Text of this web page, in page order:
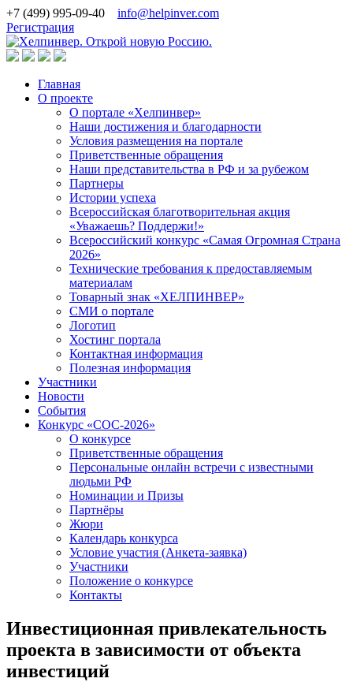
+7 (499) 995-09-40
info@helpinver.com
Регистрация
Главная
О проекте
О портале «Хелпинвер»
Наши достижения и благодарности
Условия размещения на портале
Приветственные обращения
Наши представительства в РФ и за рубежом
Партнеры
Истории успеха
Всероссийская благотворительная акция
«Уважаешь? Поддержи!»
Всероссийский конкурс «Самая Огромная Страна
2026»
Технические требования к предоставляемым
материалам
Товарный знак «ХЕЛПИНВЕР»
СМИ о портале
Логотип
Хостинг портала
Контактная информация
Полезная информация
Участники
Новости
События
Конкурс «СОС-2026»
О конкурсе
Приветственные обращения
Персональные онлайн встречи с известными
людьми РФ
Номинации и Призы
Партнёры
Жюри
Календарь конкурса
Условие участия (Анкета-заявка)
Участники
Положение о конкурсе
Контакты
Инвестиционная привлекательность
проекта в зависимости от объекта
инвестиций